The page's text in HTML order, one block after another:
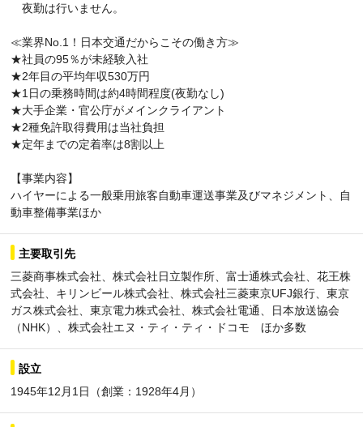
夜勤は行いません。
≪業界No.1！日本交通だからこその働き方≫
★社員の95％が未経験入社
★2年目の平均年収530万円
★1日の乗務時間は約4時間程度(夜勤なし)
★大手企業・官公庁がメインクライアント
★2種免許取得費用は当社負担
★定年までの定着率は8割以上
【事業内容】
ハイヤーによる一般乗用旅客自動車運送事業及びマネジメント、自
動車整備事業ほか
主要取引先
三菱商事株式会社、株式会社日立製作所、富士通株式会社、花王株
式会社、キリンビール株式会社、株式会社三菱東京UFJ銀行、東京
ガス株式会社、東京電力株式会社、株式会社電通、日本放送協会
（NHK）、株式会社エヌ・ティ・ティ・ドコモ ほか多数
設立
1945年12月1日（創業：1928年4月）